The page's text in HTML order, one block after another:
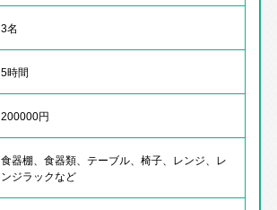
3名
5時間
200000円
食器棚、食器類、テーブル、椅子、レンジ、レ
ンジラックなど